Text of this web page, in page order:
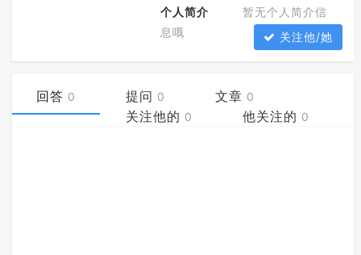
个人简介
暂无个人简介信
息哦
关注他/她
回答 0 提问 0 文章 0
关注他的 0 他关注的 0